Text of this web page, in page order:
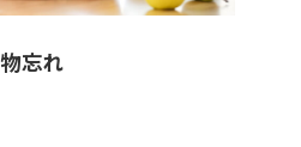
物忘れ